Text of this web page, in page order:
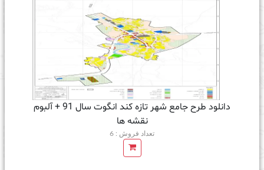
دانلود طرح جامع شهر تازه کند انگوت سال 91 + آلبوم
نقشه ها
تعداد فروش : 6